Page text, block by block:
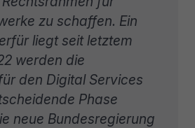
zu schaffen. Ein
liegt seit letztem
werden die
den Digital Services
Phase
neue Bundesregierung